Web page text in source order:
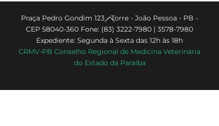
Back
To
Top
Praça Pedro Gondim 123 - Torre - João Pessoa - PB -
CEP 58040-360 Fone: (83) 3222-7980 | 3578-7980
Expediente: Segunda à Sexta das 12h às 18h
CRMV-PB Conselho Regional de Medicina Veterinária
do Estado da Paraíba